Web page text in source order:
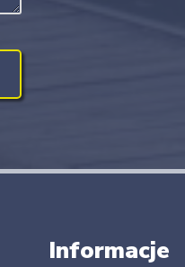
Informacje